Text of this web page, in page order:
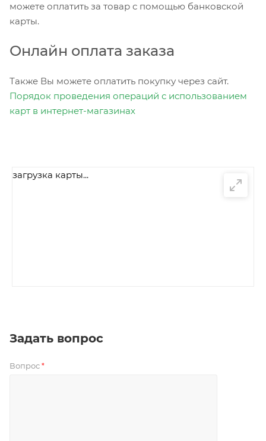
можете оплатить за товар с помощью банковской
карты.
Онлайн оплата заказа
Также Вы можете оплатить покупку через сайт.
Порядок проведения операций с использованием
карт в интернет-магазинах
загрузка карты...
Задать вопрос
Вопрос *